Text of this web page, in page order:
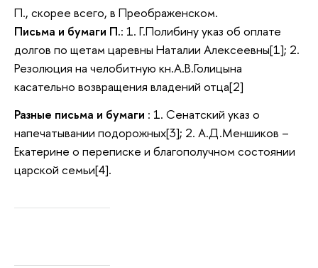
П., скорее всего, в Преображенском.
Письма и бумаги П.: 1. Г.Полибину указ об оплате
долгов по щетам царевны Наталии Алексеевны[1]; 2.
Резолюция на челобитную кн.А.В.Голицына
касательно возвращения владений отца[2]
Разные письма и бумаги : 1. Сенатский указ о
напечатывании подорожных[3]; 2. А.Д.Меншиков –
Екатерине о переписке и благополучном состоянии
царской семьи[4].